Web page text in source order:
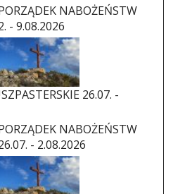
NABOŻEŃSTW
- 9.08.2026
26.07. -
NABOŻEŃSTW
- 2.08.2026